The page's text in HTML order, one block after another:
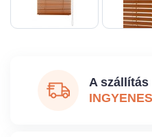
A szállítás
INGYENES